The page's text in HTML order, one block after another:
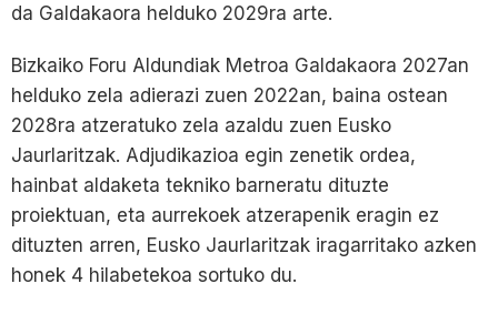
da Galdakaora helduko 2029ra arte.
Bizkaiko Foru Aldundiak Metroa Galdakaora 2027an
helduko zela adierazi zuen 2022an, baina ostean
2028ra atzeratuko zela azaldu zuen Eusko
Jaurlaritzak. Adjudikazioa egin zenetik ordea,
hainbat aldaketa tekniko barneratu dituzte
proiektuan, eta aurrekoek atzerapenik eragin ez
dituzten arren, Eusko Jaurlaritzak iragarritako azken
honek 4 hilabetekoa sortuko du.